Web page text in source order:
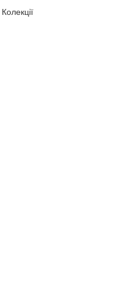
Колекції